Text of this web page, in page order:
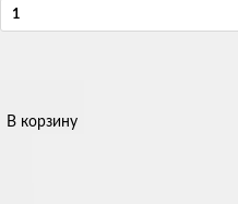
В корзину